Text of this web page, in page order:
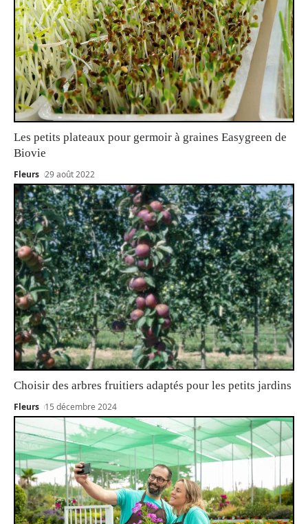
Les petits plateaux pour germoir à graines Easygreen de
Biovie
Fleurs 29 août 2022
Choisir des arbres fruitiers adaptés pour les petits jardins
Fleurs 15 décembre 2024